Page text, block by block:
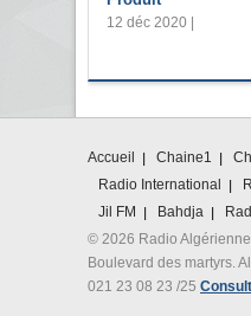
12 déc 2020 |
Accueil Chaine1
Radio International
Jil FM
Bahdja
© 2026 Radio
Boulevard des martyrs.
021 23 08 23 /25